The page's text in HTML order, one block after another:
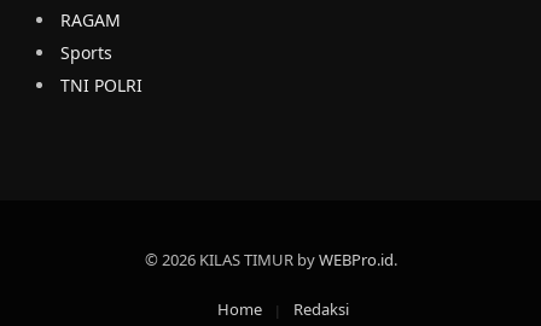
RAGAM
Sports
TNI POLRI
© 2026 KILAS TIMUR byWEBPro.id.
Home Redaksi